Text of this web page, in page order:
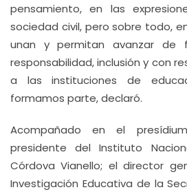
pensamiento, en las
sociedad civil, pero sobre todo,
unan y permitan avanzar de
responsabilidad, inclusión y con
a las instituciones de
formamos parte, declaró.
Acompañado en el
presidente del Instituto
Córdova Vianello; el director
Investigación Educativa de la